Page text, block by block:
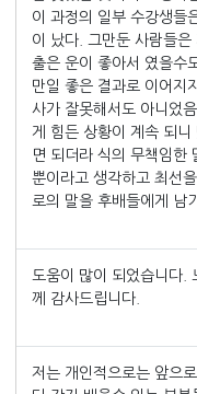
이 과정의 일부 수강생들
이 났다. 그만둔 사람들
출은 운이 좋아서 였을수
만일 좋은 결과로 이어지
사가 잘못해서도 아니었
게 힘든 상황이 계속 되
면 되더라 식의 무책임한
뿐이라고 생각하고 최선
로의 말을 후배들에게 남
도움이 많이 되었습니다.
께 감사드립니다.
저는 개인적으로는 앞으